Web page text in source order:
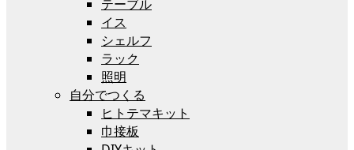
テーブル
イス
シェルフ
ラック
照明
自分でつくる
ヒトテマキット
巾接板